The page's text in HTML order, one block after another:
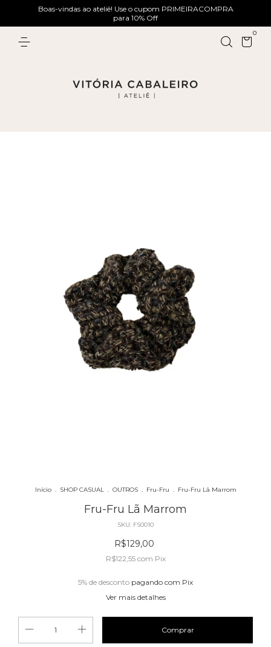
Boas-vindas ao ateliê! Use o cupom PRIMEIRACOMPRA
para 10% Off
0
Início . SHOP CASUAL . OUTROS . Fru-Fru . Fru-Fru Lã Marrom
Fru-Fru Lã Marrom
SKU: FS0010
R$129,00
R$122,55 com Pix
5% de desconto pagando com Pix
Ver mais detalhes